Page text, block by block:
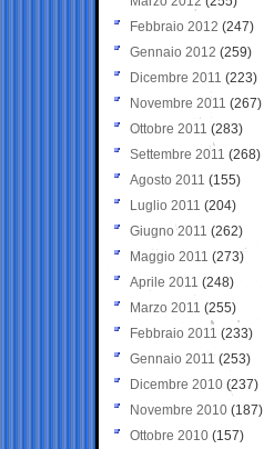
Febbraio 2012 (247)
Gennaio 2012 (259)
Dicembre 2011 (223)
Novembre 2011 (267)
Ottobre 2011 (283)
Settembre 2011 (268)
Agosto 2011 (155)
Luglio 2011 (204)
Giugno 2011 (262)
Maggio 2011 (273)
Aprile 2011 (248)
Marzo 2011 (255)
Febbraio 2011 (233)
Gennaio 2011 (253)
Dicembre 2010 (237)
Novembre 2010 (187)
Ottobre 2010 (157)